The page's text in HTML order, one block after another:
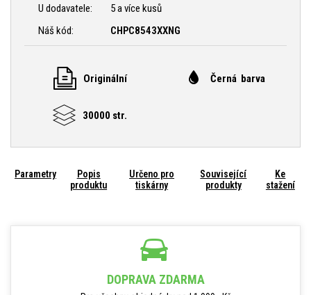
U dodavatele:
5 a více kusů
Náš kód:
CHPC8543XXNG
Originální Černá barva
30000 str.
Parametry
Popis
produktu
Určeno pro
tiskárny
Související
produkty
Ke
stažení
DOPRAVA ZDARMA